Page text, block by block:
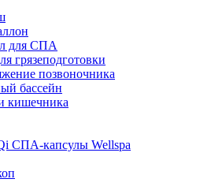
для СПА
грязеподготовки
позвоночника
бассейн
кишечника
СПА-капсулы Wellspa